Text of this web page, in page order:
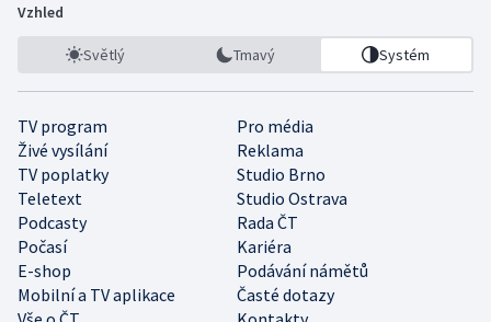
Vzhled
Světlý Tmavý Systém
TV program
Pro média
Živé vysílání
Reklama
TV poplatky
Studio Brno
Teletext
Studio Ostrava
Podcasty
Rada ČT
Počasí
Kariéra
E-shop
Podávání námětů
Mobilní a TV aplikace
Časté dotazy